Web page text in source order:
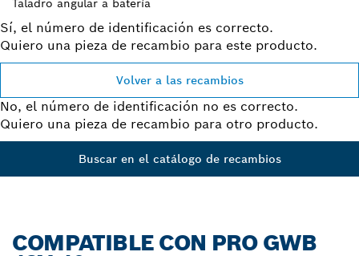
Taladro angular a batería
Sí, el número de identificación es correcto.
Quiero una pieza de recambio para este producto.
Volver a las recambios
No, el número de identificación no es correcto.
Quiero una pieza de recambio para otro producto.
Buscar en el catálogo de recambios
COMPATIBLE CON PRO GWB